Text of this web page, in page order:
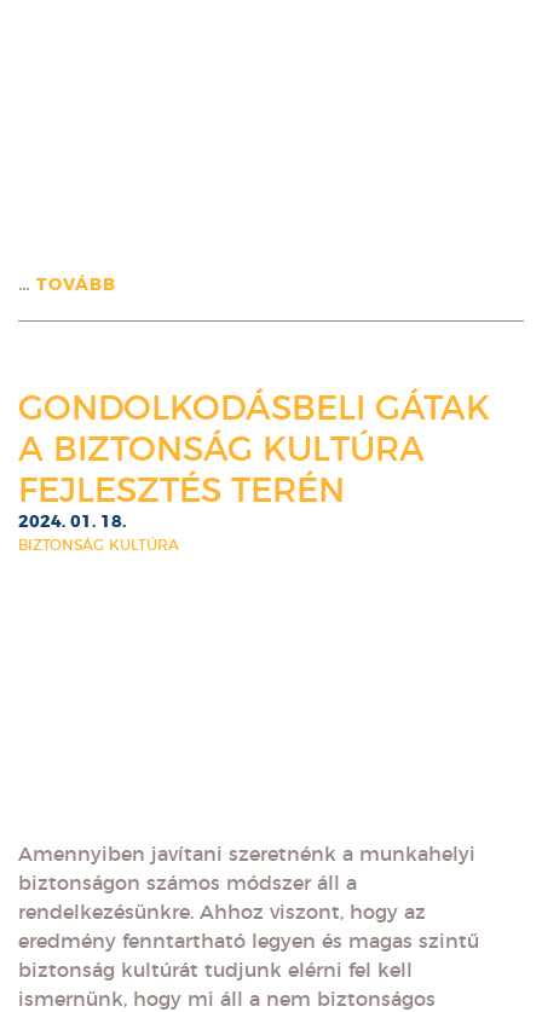
… TOVÁBB
GONDOLKODÁSBELI GÁTAK
A BIZTONSÁG KULTÚRA
FEJLESZTÉS TERÉN
2024. 01. 18.
BIZTONSÁG KULTÚRA
Amennyiben javítani szeretnénk a munkahelyi
biztonságon számos módszer áll a
rendelkezésünkre. Ahhoz viszont, hogy az
eredmény fenntartható legyen és magas szintű
biztonság kultúrát tudjunk elérni fel kell
ismernünk, hogy mi áll a nem biztonságos